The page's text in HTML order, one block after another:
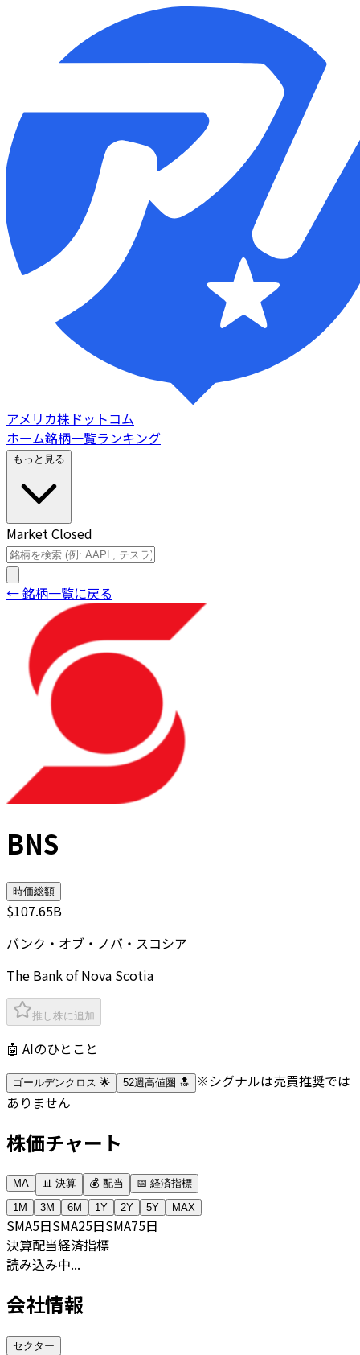
アメリカ株ドットコム
ホーム銘柄一覧ランキング
もっと見る
Market Closed
← 銘柄一覧に戻る
BNS
時価総額
$107.65B
バンク・オブ・ノバ・スコシア
The Bank of Nova Scotia
推し株に追加
🤖 AIのひとこと
ゴールデンクロス 🌟 52週高値圏 🔝
※シグナルは売買推奨では
ありません
株価チャート
MA 📊 決算 💰 配当
📅 経済指標
1M
3M 6M 1Y 2Y 5Y MAX
SMA5日SMA25日SMA75日
決算配当経済指標
読み込み中...
会社情報
セクター